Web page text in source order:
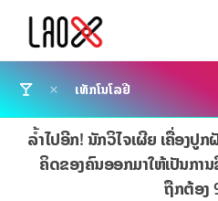
ເທັກໂນໂລຢີ
ລ້ຳໄປອີກ! ນັກວິໄຈເຜີຍ ເຄື່ອງປູ
ຄິດຂອງຄົນອອກມາໃຫ້ເປັນກາ
ຖືກຕ້ອງ